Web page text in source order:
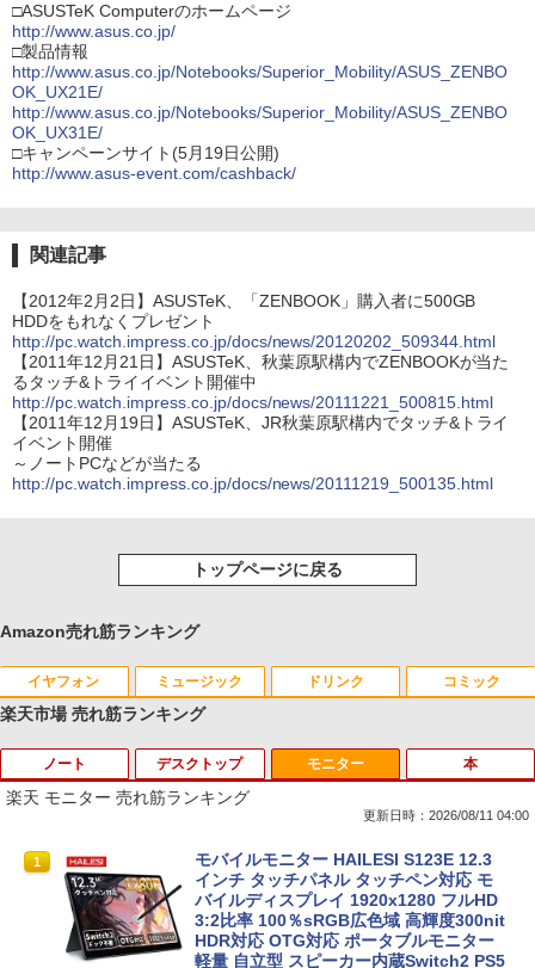
□ASUSTeK Computerのホームページ
http://www.asus.co.jp/
□製品情報
http://www.asus.co.jp/Notebooks/Superior_Mobility/ASUS_ZENBO
OK_UX21E/
http://www.asus.co.jp/Notebooks/Superior_Mobility/ASUS_ZENBO
OK_UX31E/
□キャンペーンサイト(5月19日公開)
http://www.asus-event.com/cashback/
関連記事
【2012年2月2日】ASUSTeK、「ZENBOOK」購入者に500GB
HDDをもれなくプレゼント
http://pc.watch.impress.co.jp/docs/news/20120202_509344.html
【2011年12月21日】ASUSTeK、秋葉原駅構内でZENBOOKが当た
るタッチ&トライイベント開催中
http://pc.watch.impress.co.jp/docs/news/20111221_500815.html
【2011年12月19日】ASUSTeK、JR秋葉原駅構内でタッチ&トライ
イベント開催
～ノートPCなどが当たる
http://pc.watch.impress.co.jp/docs/news/20111219_500135.html
トップページに戻る
Amazon売れ筋ランキング
イヤフォン
Anker Soundcore P40i オフホワイト
￥7,990
Anker Soundcore P31i ピンク
￥5,990
ミュージック
BRUCE WAYNE feat. Flo Milli, ATL Jacob
[Explicit]
BRUCE WAYNE feat. Flo Milli, ATL Jacob
[Explicit]
ドリンク
by Amazon 天然水 ラベルレス 500ml ×24本
富士山の天然水 バナジウム含有 水 ミネラル
ウォーター ペットボトル 静岡県産 500ミリリ
￥1,380
【Amazon.co.jp限定】 い・ろ・は・す 2L P
ET ラベルレス ×8本
コミック
薬屋のひとりごと 17巻 (デジタル版ビッグガ
ンガンコミックス)
ONE PIECE モノクロ版 115 (ジャンプコミッ
クスDIGITAL)
楽天市場 売れ筋ランキング
ノート
1
中古ノートパソコン・ windows11 offic
e付・整備済み品・富士通 ARROWS Tab
Q508 文教モデル 10.1型 WUXGA タブレ
ットPC (Atom / 4GB / 128GB / Window
s 11 & Office 2019 搭載) 本体＋専用キ
ーボード付 ・初期設定不要
デスクトップ
1
地デジ BS TV 視聴 Youtube 動画 23.8 i
n NEC ラビ LAVIE Direct DA570M 整備
済 第8世代 Corei5 デスクトップパソコン
SSD512GB ＋ HDD1TB 中古 一体型 WI
NDOWS11 メモリ8GB DVDマルチ キー
ボード マウス付 初期設定済 WEBカメラ
モニター
楽天 モニター 売れ筋ランキング
更新日時：2026/08/11 04:00
1
モバイルモニター HAILESI S123E 12.3
インチ タッチパネル タッチペン対応 モ
バイルディスプレイ 1920x1280 フルHD
3:2比率 100％sRGB広色域 高輝度300nit
HDR対応 OTG対応 ポータブルモニター
軽量 自立型 スピーカー内蔵Switch2 PS5
本